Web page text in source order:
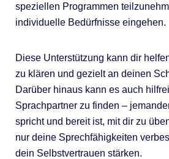
speziellen Programmen
individuelle Bedürfnisse eingehen.
Diese Unterstützung kann dir
zu klären und gezielt an deinen
Darüber hinaus kann es auch
Sprachpartner zu finden –
spricht und bereit ist, mit dir zu
nur deine Sprechfähigkeiten
dein Selbstvertrauen stärken.